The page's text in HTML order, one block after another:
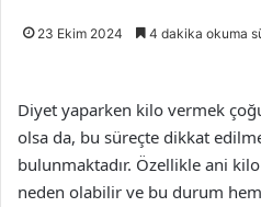
23 Ekim 2024 4 dakika okuma
Diyet yaparken kilo vermek
olsa da, bu süreçte dikkat
bulunmaktadır. Özellikle ani
neden olabilir ve bu durum hem